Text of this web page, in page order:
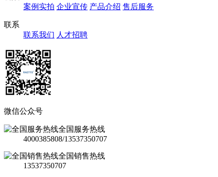
案例实拍 企业宣传 产品介绍 售后服务
联系
联系我们 人才招聘
微信公众号
全国服务热线
4000385808/13537350707
全国销售热线
13537350707